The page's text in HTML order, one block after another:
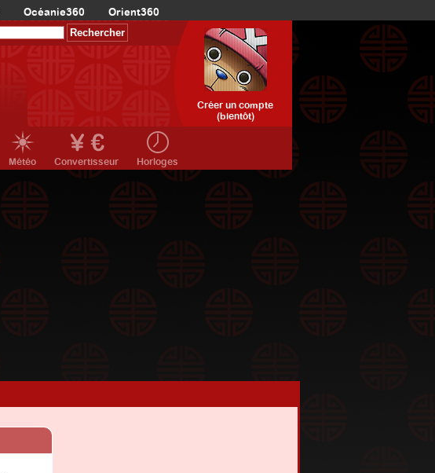
Océanie360 Orient360
Créer un compte
(bientôt)
Météo Convertisseur Horloges